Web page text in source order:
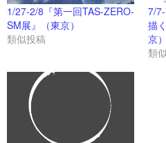
1/27-2/8『第一回TAS-ZERO-
SM展』（東京）
類似投稿
7/
描
京）
類